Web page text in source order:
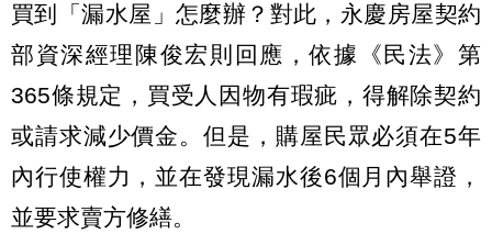
買到「漏水屋」怎麼辦？對此，永慶房屋契約
部資深經理陳俊宏則回應，依據《民法》第
365條規定，買受人因物有瑕疵，得解除契約
或請求減少價金。但是，購屋民眾必須在5年
內行使權力，並在發現漏水後6個月內舉證，
並要求賣方修繕。